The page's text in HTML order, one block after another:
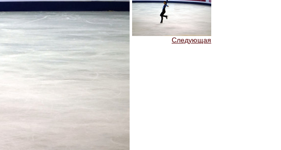
Следующая